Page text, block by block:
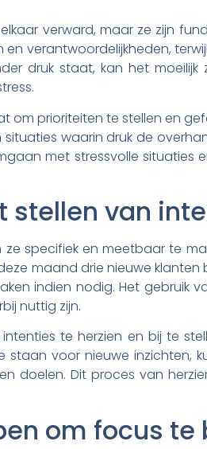
verward, maar ze zijn
verantwoordelijkheden,
druk staat, kan het
om prioriteiten te stellen en
waarin druk de
met stressvolle situaties
stellen van
specifiek en meetbaar te
maand drie nieuwe
indien nodig. Het gebruik
nuttig zijn.
te herzien en bij te
staan voor nieuwe inzichten,
doelen. Dit proces van
om focus te